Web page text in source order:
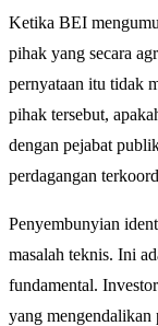
Ketika BEI
pihak yang secara
pernyataan itu tidak
pihak tersebut,
dengan pejabat
perdagangan
Penyembunyian
masalah teknis. Ini
fundamental.
yang mengendalikan